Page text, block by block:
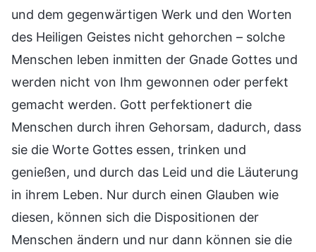
und dem gegenwärtigen Werk und den Worten
des Heiligen Geistes nicht gehorchen – solche
Menschen leben inmitten der Gnade Gottes und
werden nicht von Ihm gewonnen oder perfekt
gemacht werden. Gott perfektionert die
Menschen durch ihren Gehorsam, dadurch, dass
sie die Worte Gottes essen, trinken und
genießen, und durch das Leid und die Läuterung
in ihrem Leben. Nur durch einen Glauben wie
diesen, können sich die Dispositionen der
Menschen ändern und nur dann können sie die